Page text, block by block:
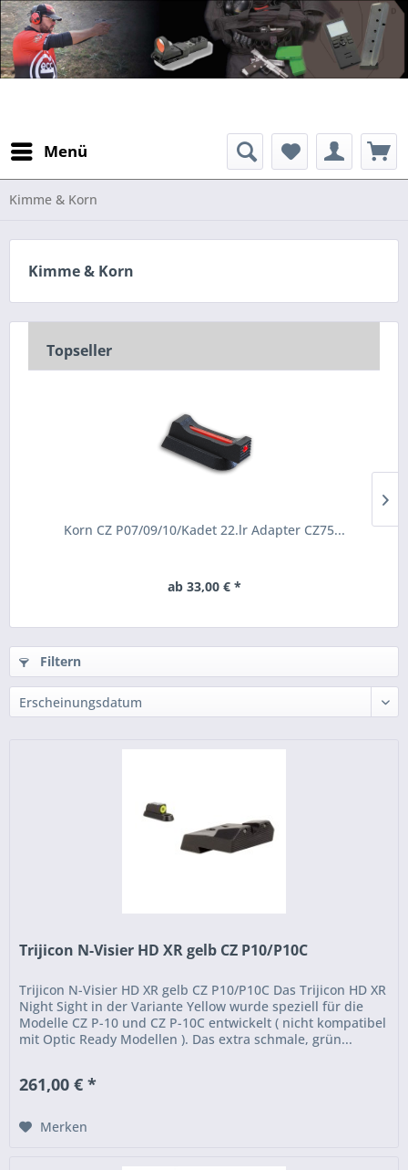
Menü
Kimme & Korn
Kimme & Korn
Topseller
Korn CZ P07/09/10/Kadet 22.lr Adapter CZ75...
ab 33,00 € *
Filtern
Trijicon N-Visier HD XR gelb CZ P10/P10C
Trijicon N-Visier HD XR gelb CZ P10/P10C Das Trijicon HD XR
Night Sight in der Variante Yellow wurde speziell für die
Modelle CZ P-10 und CZ P-10C entwickelt ( nicht kompatibel
mit Optic Ready Modellen ). Das extra schmale, grün...
261,00 € *
Merken